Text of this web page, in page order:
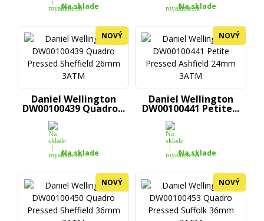
Na sklade Na sklade
NOVÝ
Daniel Wellington
DW00100439 Quadro...
Na sklade
NOVÝ
Daniel Wellington
DW00100441 Petite...
Na sklade
NOVÝ NOVÝ